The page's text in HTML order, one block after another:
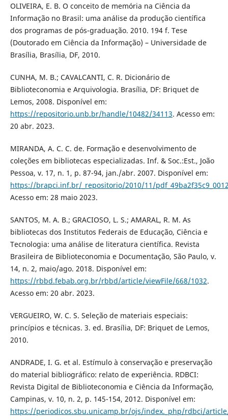
OLIVEIRA, E. B. O conceito de memória na Ciência da
Informação no Brasil: uma análise da produção científica
dos programas de pós-graduação. 2010. 194 f. Tese
(Doutorado em Ciência da Informação) – Universidade de
Brasília, Brasília, DF, 2010.
CUNHA, M. B.; CAVALCANTI, C. R. Dicionário de
Biblioteconomia e Arquivologia. Brasília, DF: Briquet de
Lemos, 2008. Disponível em:
https://repositorio.unb.br/handle/10482/34113. Acesso em:
20 abr. 2023.
MIRANDA, A. C. C. de. Formação e desenvolvimento de
coleções em bibliotecas especializadas. Inf. & Soc.:Est., João
Pessoa, v. 17, n. 1, p. 87-94, jan./abr. 2007. Disponível em:
https://brapci.inf.br/_repositorio/2010/11/
Acesso em: 28 maio 2023.
SANTOS, M. A. B.; GRACIOSO, L. S.; AMARAL, R. M. As
bibliotecas dos Institutos Federais de Educação, Ciência e
Tecnologia: uma análise de literatura científica. Revista
Brasileira de Biblioteconomia e Documentação, São Paulo, v.
14, n. 2, maio/ago. 2018. Disponível em:
https://rbbd.febab.org.br/rbbd/article/viewFile/668/1032.
Acesso em: 20 abr. 2023.
VERGUEIRO, W. C. S. Seleção de materiais especiais:
princípios e técnicas. 3. ed. Brasília, DF: Briquet de Lemos,
2010.
ANDRADE, I. G. et al. Estímulo à conservação e preservação
do material bibliográfico: relato de experiência. RDBCI:
Revista Digital de Biblioteconomia e Ciência da Informação,
Campinas, v. 10, n. 2, p. 145-154, 2012. Disponível em:
https://periodicos.sbu.unicamp.br/ojs/index._php/rdbci/